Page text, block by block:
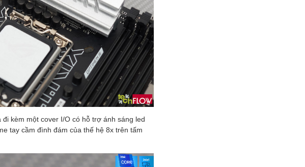
kèm một cover I/O có hỗ trợ ánh sáng led
tay cầm đình đám của thế hệ 8x trên tấm